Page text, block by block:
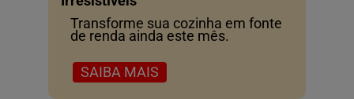
Transforme sua cozinha em fonte
de renda ainda este mês.
SAIBA MAIS